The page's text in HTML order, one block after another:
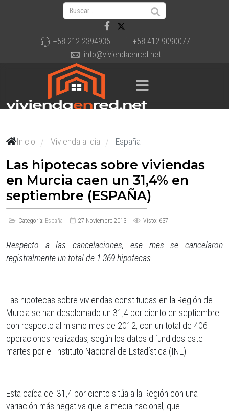
+58 212 2394936
+58 412 9090077
info@viviendaenred.net
Inicio / Vivienda al día / España
Las hipotecas sobre viviendas
en Murcia caen un 31,4% en
septiembre (ESPAÑA)
Categoría: España 27 Noviembre 2013 Visto: 637
Respecto a las cancelaciones, ese mes se cancelaron
registralmente un total de 1.369 hipotecas
Las hipotecas sobre viviendas constituidas en la Región de
Murcia se han desplomado un 31,4 por ciento en septiembre
con respecto al mismo mes de 2012, con un total de 406
operaciones realizadas, según los datos difundidos este
martes por el Instituto Nacional de Estadística (INE).
Esta caída del 31,4 por ciento sitúa a la Región con una
variación más negativa que la media nacional, que